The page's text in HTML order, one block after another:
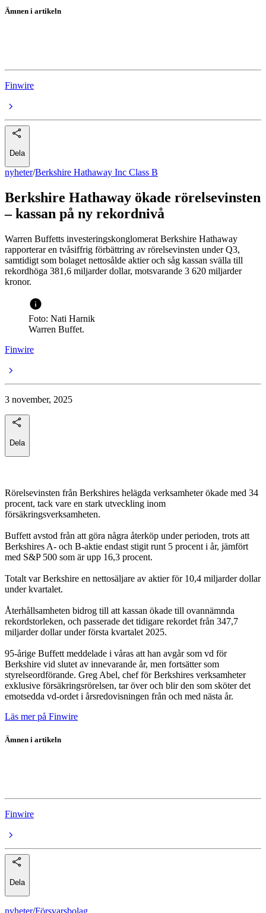
Ämnen i artikeln
Finwire
Dela
nyheter/Berkshire Hathaway Inc Class B
Berkshire Hathaway ökade rörelsevinsten
– kassan på ny rekordnivå
Warren Buffetts investeringskonglomerat Berkshire Hathaway
rapporterar en tvåsiffrig förbättring av rörelsevinsten under Q3,
samtidigt som bolaget nettosålde aktier och såg kassan svälla till
rekordhöga 381,6 miljarder dollar, motsvarande 3 620 miljarder
kronor.
Foto: Nati Harnik
Warren Buffet.
Finwire
3 november, 2025
Dela
Rörelsevinsten från Berkshires helägda verksamheter ökade med 34
procent, tack vare en stark utveckling inom
försäkringsverksamheten.
Buffett avstod från att göra några återköp under perioden, trots att
Berkshires A- och B-aktie endast stigit runt 5 procent i år, jämfört
med S&P 500 som är upp 16,3 procent.
Totalt var Berkshire en nettosäljare av aktier för 10,4 miljarder dollar
under kvartalet.
Återhållsamheten bidrog till att kassan ökade till ovannämnda
rekordstorleken, och passerade det tidigare rekordet från 347,7
miljarder dollar under första kvartalet 2025.
95-årige Buffett meddelade i våras att han avgår som vd för
Berkshire vid slutet av innevarande år, men fortsätter som
styrelseordförande. Greg Abel, chef för Berkshires verksamheter
exklusive försäkringsrörelsen, tar över och blir den som sköter det
emotsedda vd-ordet i årsredovisningen från och med nästa år.
Läs mer på Finwire
Ämnen i artikeln
Finwire
Dela
nyheter/Försvarsbolag